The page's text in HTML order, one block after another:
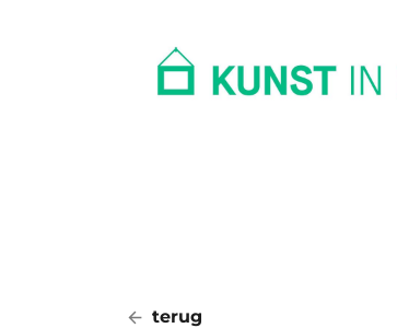
terug